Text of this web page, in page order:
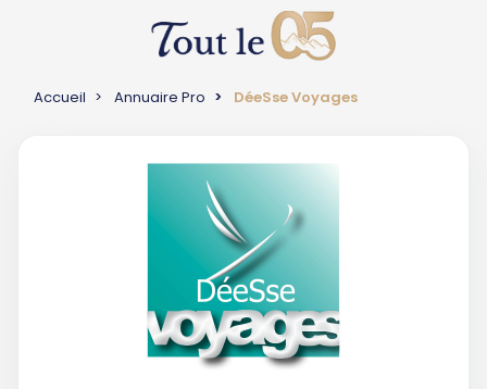
Accueil Annuaire Pro DéeSse Voyages